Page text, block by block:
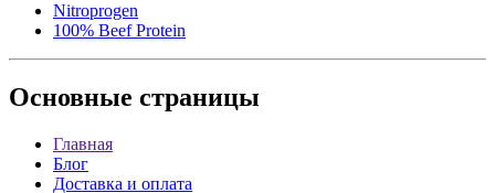
Nitroprogen
100% Beef Protein
Основные страницы
Главная
Блог
Доставка и оплата